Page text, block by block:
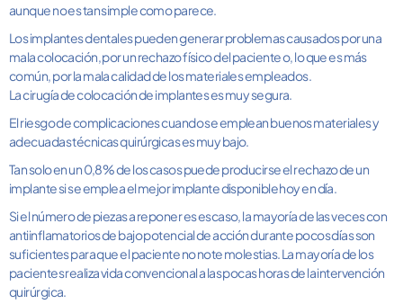
aunque no es tan simple como parece.
Los implantes dentales pueden generar problemas causados por una
mala colocación, por un rechazo físico del paciente o, lo que es más
común, por la mala calidad de los materiales empleados.
La cirugía de colocación de implantes es muy segura.
El riesgo de complicaciones cuando se emplean buenos materiales y
adecuadas técnicas quirúrgicas es muy bajo.
Tan solo en un 0,8% de los casos puede producirse el rechazo de un
implante si se emplea el mejor implante disponible hoy en día.
Si el número de piezas a reponer es escaso, la mayoría de las veces con
antiinflamatorios de bajo potencial de acción durante pocos días son
suficientes para que el paciente no note molestias. La mayoría de los
pacientes realiza vida convencional a las pocas horas de la intervención
quirúrgica.